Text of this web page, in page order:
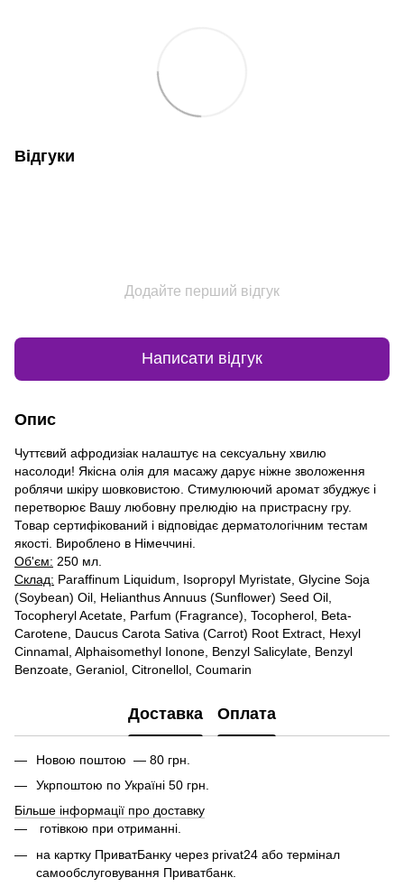
Відгуки
Додайте перший відгук
Написати відгук
Опис
Чуттєвий афродизіак налаштує на сексуальну хвилю
насолоди! Якісна олія для масажу дарує ніжне зволоження
роблячи шкіру шовковистою. Стимулюючий аромат збуджує і
перетворює Вашу любовну прелюдію на пристрасну гру.
Товар сертифікований і відповідає дерматологічним тестам
якості. Вироблено в Німеччині.
Об'єм: 250 мл.
Склад: Paraffinum Liquidum, Isopropyl Myristate, Glycine Soja
(Soybean) Oil, Helianthus Annuus (Sunflower) Seed Oil,
Tocopheryl Acetate, Parfum (Fragrance), Tocopherol, Beta-
Carotene, Daucus Carota Sativa (Carrot) Root Extract, Hexyl
Cinnamal, Alphaisomethyl Ionone, Benzyl Salicylate, Benzyl
Benzoate, Geraniol, Citronellol, Coumarin
Доставка Оплата
Новою поштою — 80 грн.
Укрпоштою по Україні 50 грн.
Більше інформації про доставку
готівкою при отриманні.
на картку ПриватБанку через privat24 або термінал
самообслуговування Приватбанк.